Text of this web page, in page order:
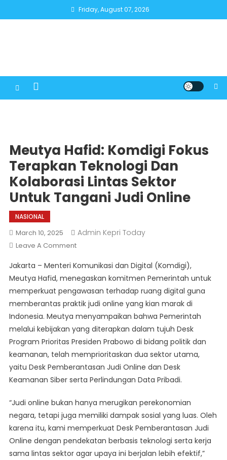
to
Friday, August 07, 2026
Meutya Hafid: Komdigi Fokus
Terapkan Teknologi Dan
Kolaborasi Lintas Sektor
Untuk Tangani Judi Online
NASIONAL
March 10, 2025 Admin Kepri Today
Leave A CommentOn
Hafid:
Komdigi
Fokus
Terapkan
Teknologi
Dan
Kolaborasi
Sektor
Tangani
Online
Jakarta – Menteri Komunikasi dan Digital (Komdigi),
Meutya Hafid, menegaskan komitmen Pemerintah untuk
memperkuat pengawasan terhadap ruang digital guna
memberantas praktik judi online yang kian marak di
Indonesia. Meutya menyampaikan bahwa Pemerintah
melalui kebijakan yang diterapkan dalam tujuh Desk
Program Prioritas Presiden Prabowo di bidang politik dan
keamanan, telah memprioritaskan dua sektor utama,
yaitu Desk Pemberantasan Judi Online dan Desk
Keamanan Siber serta Perlindungan Data Pribadi.
“Judi online bukan hanya merugikan perekonomian
negara, tetapi juga memiliki dampak sosial yang luas. Oleh
karena itu, kami memperkuat Desk Pemberantasan Judi
Online dengan pendekatan berbasis teknologi serta kerja
sama lintas sektor agar upaya ini berjalan lebih efektif,”